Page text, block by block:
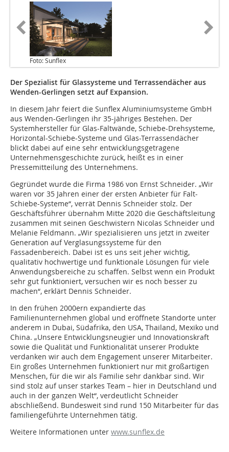
Foto: Sunflex
Der Spezialist für Glassysteme und Terrassendächer aus
Wenden-Gerlingen setzt auf Expansion.
In diesem Jahr feiert die Sunflex Aluminiumsysteme GmbH
aus Wenden-Gerlingen ihr 35-jähriges Bestehen. Der
Systemhersteller für Glas-Faltwände, Schiebe-Drehsysteme,
Horizontal-Schiebe-Systeme und Glas-Terrassendächer
blickt dabei auf eine sehr entwicklungsgetragene
Unternehmensgeschichte zurück, heißt es in einer
Pressemitteilung des Unternehmens.
Gegründet wurde die Firma 1986 von Ernst Schneider. „Wir
waren vor 35 Jahren einer der ersten Anbieter für Falt-
Schiebe-Systeme“, verrät Dennis Schneider stolz. Der
Geschäftsführer übernahm Mitte 2020 die Geschäftsleitung
zusammen mit seinen Geschwistern Nicolas Schneider und
Melanie Feldmann. „Wir spezialisieren uns jetzt in zweiter
Generation auf Verglasungssysteme für den
Fassadenbereich. Dabei ist es uns seit jeher wichtig,
qualitativ hochwertige und funktionale Lösungen für viele
Anwendungsbereiche zu schaffen. Selbst wenn ein Produkt
sehr gut funktioniert, versuchen wir es noch besser zu
machen“, erklärt Dennis Schneider.
In den frühen 2000ern expandierte das
Familienunternehmen global und eröffnete Standorte unter
anderem in Dubai, Südafrika, den USA, Thailand, Mexiko und
China. „Unsere Entwicklungsneugier und Innovationskraft
sowie die Qualität und Funktionalität unserer Produkte
verdanken wir auch dem Engagement unserer Mitarbeiter.
Ein großes Unternehmen funktioniert nur mit großartigen
Menschen, für die wir als Familie sehr dankbar sind. Wir
sind stolz auf unser starkes Team – hier in Deutschland und
auch in der ganzen Welt“, verdeutlicht Schneider
abschließend. Bundesweit sind rund 150 Mitarbeiter für das
familiengeführte Unternehmen tätig.
Weitere Informationen unter www.sunflex.de